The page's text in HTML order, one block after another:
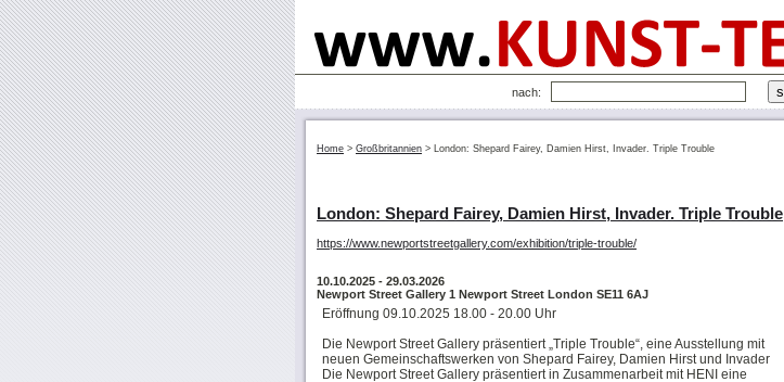
nach:
Home > Großbritannien > London: Shepard Fairey, Damien Hirst, Invader. Triple Trouble
London: Shepard Fairey, Damien Hirst, Invader. Triple Trouble
https://www.newportstreetgallery.com/exhibition/triple-trouble/
10.10.2025 - 29.03.2026
Newport Street Gallery 1 Newport Street London SE11 6AJ
Eröffnung 09.10.2025 18.00 - 20.00 Uhr
Die Newport Street Gallery präsentiert „Triple Trouble“, eine Ausstellung mit
neuen Gemeinschaftswerken von Shepard Fairey, Damien Hirst und Invader
Die Newport Street Gallery präsentiert in Zusammenarbeit mit HENI eine